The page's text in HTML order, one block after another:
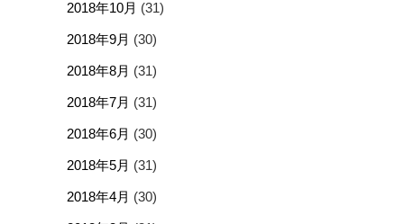
2018年10月 (31)
2018年9月 (30)
2018年8月 (31)
2018年7月 (31)
2018年6月 (30)
2018年5月 (31)
2018年4月 (30)